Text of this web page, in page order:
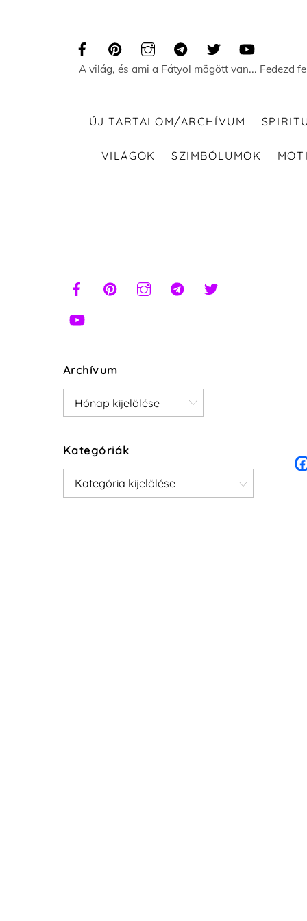
A világ, és ami a Fátyol mögött van... Fedezd
ÚJ TARTALOM/ARCHÍVUM
VILÁGOK SZIMBÓLUMOK
Archívum
Archívum
Kategóriák
Kategóriák